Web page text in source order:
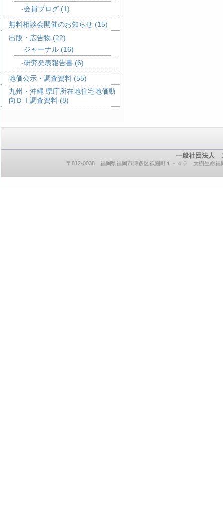
会員ブログ (1)
無料相談会開催のお知らせ (15)
出版・広告物 (22)
ジャーナル (16)
研究発表報告書 (6)
地価公示・調査資料 (55)
九州・沖縄 県庁所在地住宅地価動
向ＤＩ調査資料 (8)
一般社団法人
〒812-0038 福岡県福岡市博多区祇園町１－４０ 大樹生命